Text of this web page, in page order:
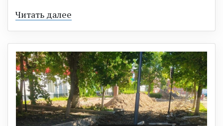
Читать далее